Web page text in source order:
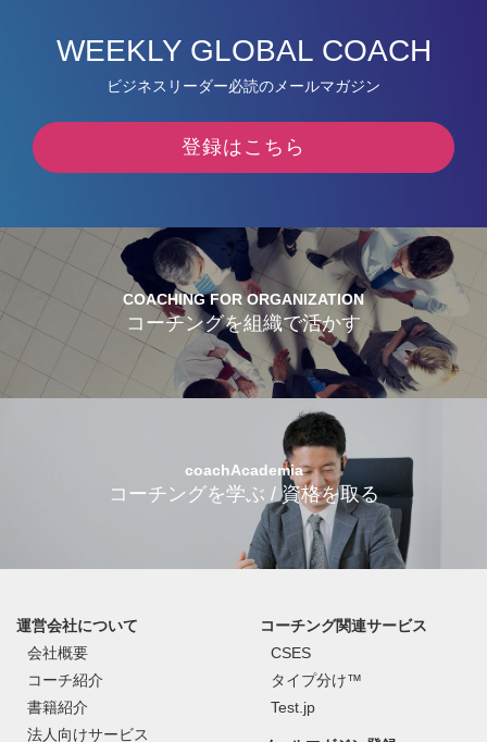
WEEKLY GLOBAL COACH
ビジネスリーダー必読のメールマガジン
登録はこちら
COACHING FOR ORGANIZATION
コーチングを組織で活かす
coachAcademia
コーチングを学ぶ / 資格を取る
運営会社について
会社概要
コーチ紹介
書籍紹介
法人向けサービス
コーチング関連サービス
CSES
タイプ分け™
Test.jp